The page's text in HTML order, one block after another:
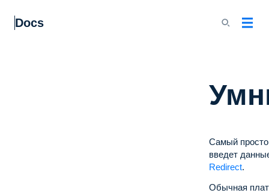
Docs
Самый
введет
Redirect.
Обычная